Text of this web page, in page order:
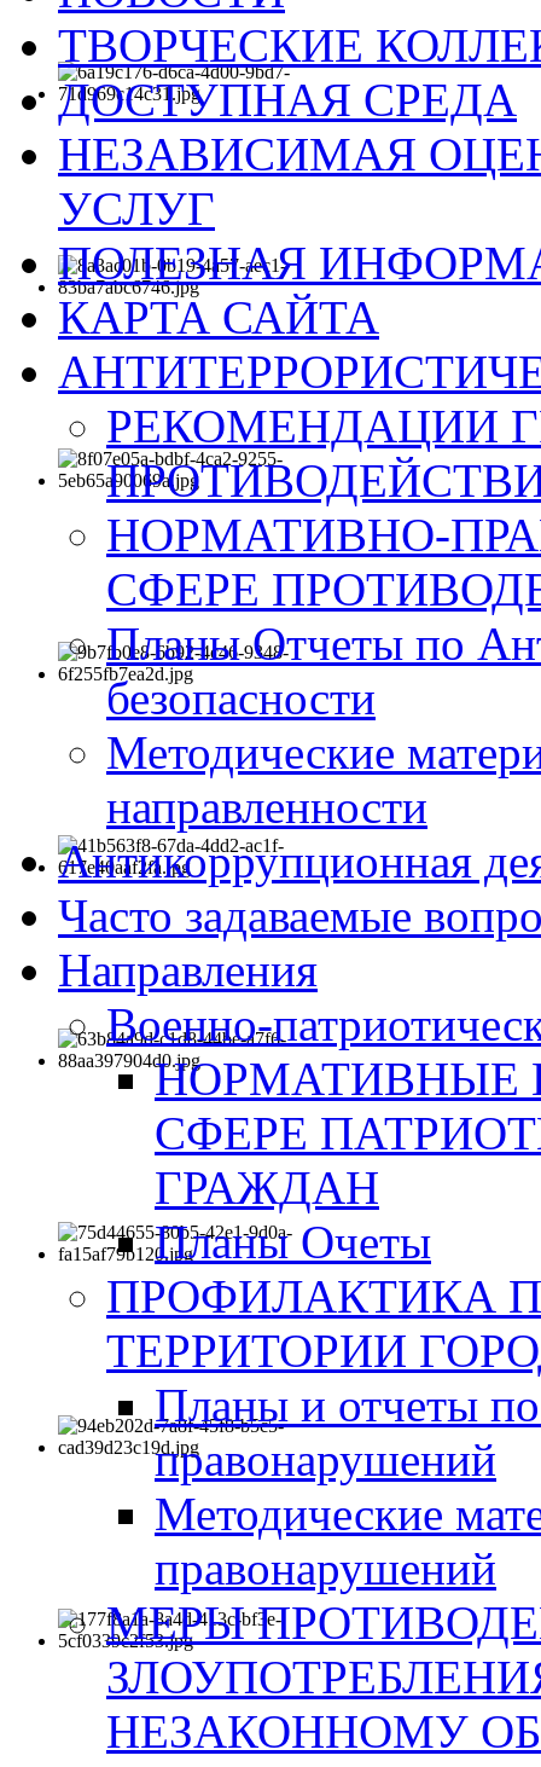
ТВОРЧЕСКИЕ
ДОСТУПНАЯ СРЕДА
НЕЗАВИСИМАЯ
УСЛУГ
ПОЛЕЗНАЯ
КАРТА САЙТА
РЕКОМЕНДАЦИИ
НОРМАТИВНО-
СФЕРЕ
Планы Отчеты по
безопасности
Методические
направленности
Антикоррупционная
Часто задаваемые
Направления
Военно-
НОРМАТИВНЫЕ
СФЕРЕ
ГРАЖДАН
Планы Очеты
ПРОФИЛАКТИКА
ТЕРРИТОРИИ
Планы и отчеты
правонарушений
Методические
правонарушений
МЕРЫ
НЕЗАКОННОМУ